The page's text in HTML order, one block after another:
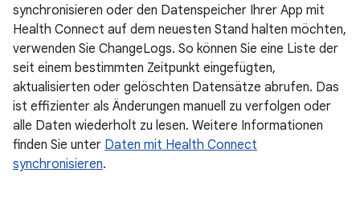
synchronisieren oder den Datenspeicher Ihrer App mit
Health Connect auf dem neuesten Stand halten möchten,
verwenden Sie ChangeLogs. So können Sie eine Liste der
seit einem bestimmten Zeitpunkt eingefügten,
aktualisierten oder gelöschten Datensätze abrufen. Das
ist effizienter als Änderungen manuell zu verfolgen oder
alle Daten wiederholt zu lesen. Weitere Informationen
finden Sie unter Daten mit Health Connect
synchronisieren.